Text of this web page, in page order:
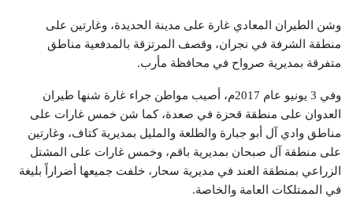
وشن الطيران المعادي غارة على مدينة الحديدة، وغارتين على
منطقة الشرفة في نجران، وقصف المرتزقة بالمدفعية مناطق
متفرقة بمديرية صرواح في محافظة مأرب.
وفي 3 يونيو عام 2017م، أصيب مواطن جراء غارة شنها طيران
العدوان على منطقة قحزة في صعدة، كما شن خمس غارات على
مناطق وادي آل أبو جبارة والطلعة والمليل بمديرية كتاف، وغارتين
على منطقة آل صبحان بمديرية باقم، وخمس غارات على المشتل
الزراعي بمنطقة العند في مديرية سحار، خلفت جميعها أضراراً بليغة
في الممتلكات العامة والخاصة.